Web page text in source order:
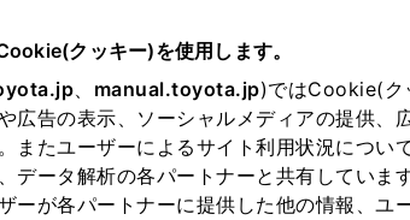
クッキー)を使用します。
、 manual.toyota.jp)ではCookie(ク
広告の表示、ソーシャルメディアの提供、
またユーザーによるサイト利用状況につい
データ解析の各パートナーと共有していま
ーが各パートナーに提供した他の情報、ユ
在地を取得できませんでした。
当する地域・都道府県をお選びください。